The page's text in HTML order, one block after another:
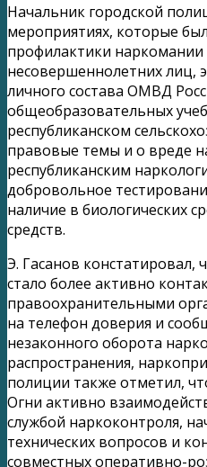
Начальник городской
мероприятиях, которые
профилактики наркомании
несовершеннолетних лиц,
личного состава ОМВД
общеобразовательных
республиканском
правовые темы и о вреде
республиканским
добровольное
наличие в биологических
средств.
Э. Гасанов констатировал,
стало более активно
правоохранительными
на телефон доверия и
незаконного оборота
распространения,
полиции также отметил,
Огни активно
службой наркоконтроля,
технических вопросов и
совместных оперативно-